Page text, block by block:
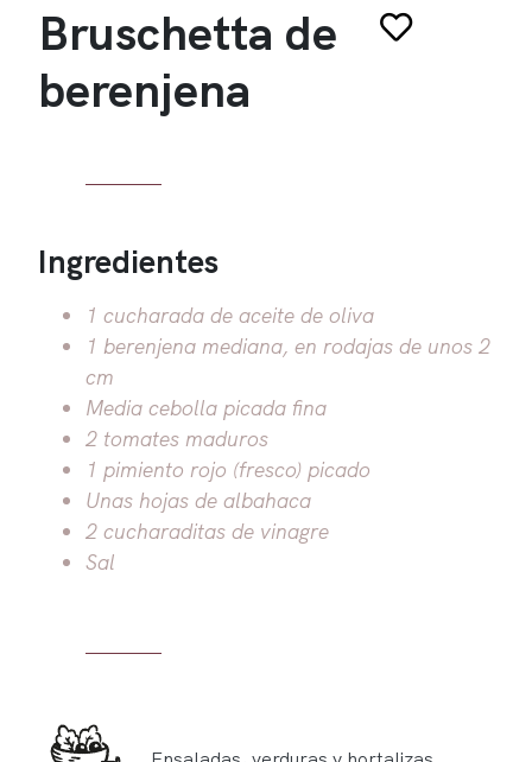
Bruschetta de
berenjena
Ingredientes
1 cucharada de aceite de oliva
1 berenjena mediana, en rodajas de unos 2
cm
Media cebolla picada fina
2 tomates maduros
1 pimiento rojo (fresco) picado
Unas hojas de albahaca
2 cucharaditas de vinagre
Sal